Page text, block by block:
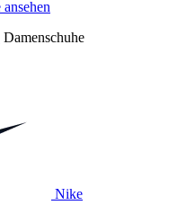
Damenschuhe
Nike